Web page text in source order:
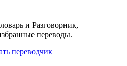
и Разговорник,
переводы.